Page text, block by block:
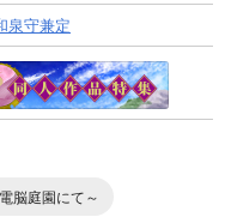
泉守兼定
脳庭園にて～